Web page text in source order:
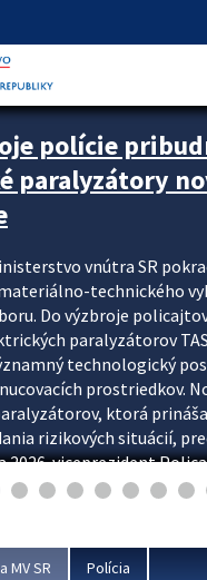
obsah
posun upútavok
polície
paralyzátory
vnútra SR
technického
Do výzbroje
paralyzátorov
technologický
prostriedkov.
ktorá
rizikových situácií,
2026 viceprezident
a riaditeľ odboru
MV SR Polícia